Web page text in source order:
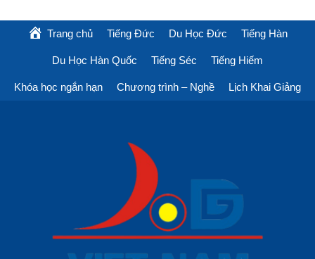
Trang chủ Tiếng Đức Du Học Đức Tiếng Hàn
Du Học Hàn Quốc Tiếng Séc Tiếng Hiếm
Khóa học ngắn hạn Chương trình – Nghề Lịch Khai Giảng